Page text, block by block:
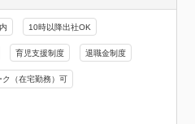
10時以降出社OK
育児支援制度 退職金制度
（在宅勤務）可